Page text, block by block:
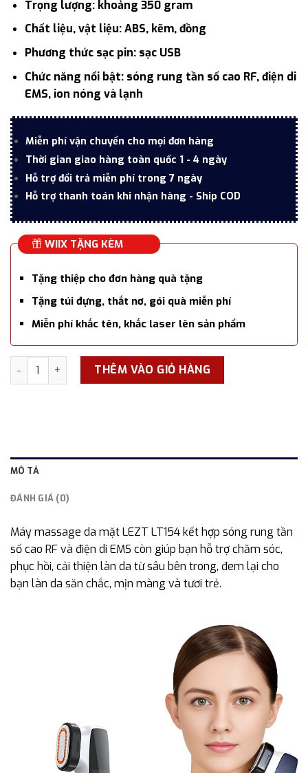
Trọng lượng: khoảng 350 gram
Chất liệu, vật liệu: ABS, kẽm, đồng
Phương thức sạc pin: sạc USB
Chức năng nổi bật: sóng rung tần số cao RF, điện di
EMS, ion nóng và lạnh
Miễn phí vận chuyển cho mọi đơn hàng
Thời gian giao hàng toàn quốc 1 - 4 ngày
Hỗ trợ đổi trả miễn phí trong 7 ngày
Hỗ trợ thanh toán khi nhận hàng - Ship COD
WIIX TẶNG KÈM
Tặng thiệp cho đơn hàng quà tặng
Tặng túi đựng, thắt nơ, gói quà miễn phí
Miễn phí khắc tên, khắc laser lên sản phẩm
Máy massage da mặt LEZT LT-154, máy đẩy tinh chất ion
THÊM VÀO GIỎ HÀNG
MÔ TẢ
ĐÁNH GIÁ (0)
Máy massage da mặt LEZT LT154 kết hợp sóng rung tần
số cao RF và điện di EMS còn giúp bạn hỗ trợ chăm sóc,
phục hồi, cải thiện làn da từ sâu bên trong, đem lại cho
bạn làn da săn chắc, mịn màng và tươi trẻ.